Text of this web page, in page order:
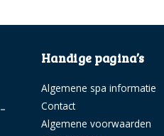
Handige pagina’s
Algemene spa informatie
Contact
Algemene voorwaarden